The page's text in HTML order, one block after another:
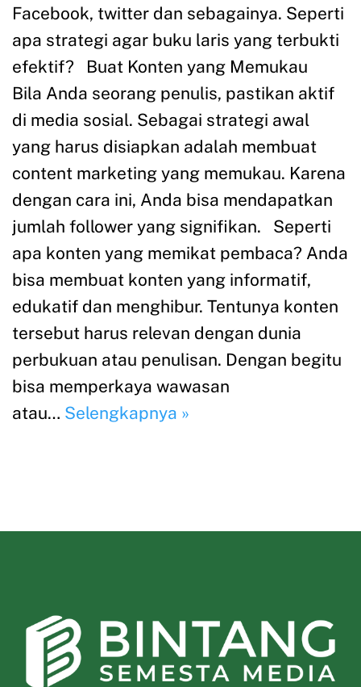
Facebook, twitter dan sebagainya. Seperti
apa strategi agar buku laris yang terbukti
efektif? Buat Konten yang Memukau
Bila Anda seorang penulis, pastikan aktif
di media sosial. Sebagai strategi awal
yang harus disiapkan adalah membuat
content marketing yang memukau. Karena
dengan cara ini, Anda bisa mendapatkan
jumlah follower yang signifikan. Seperti
apa konten yang memikat pembaca? Anda
bisa membuat konten yang informatif,
edukatif dan menghibur. Tentunya konten
tersebut harus relevan dengan dunia
perbukuan atau penulisan. Dengan begitu
bisa memperkaya wawasan
atau… Selengkapnya »